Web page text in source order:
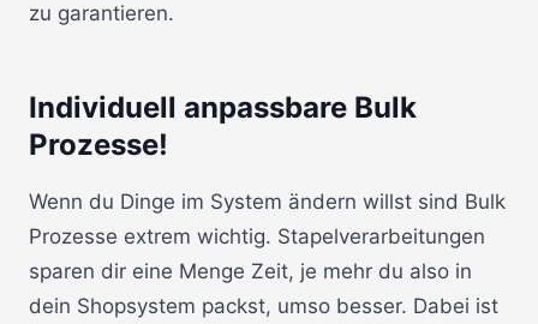
zu garantieren.
Individuell anpassbare Bulk
Prozesse!
Wenn du Dinge im System ändern willst sind Bulk
Prozesse extrem wichtig. Stapelverarbeitungen
sparen dir eine Menge Zeit, je mehr du also in
dein Shopsystem packst, umso besser. Dabei ist